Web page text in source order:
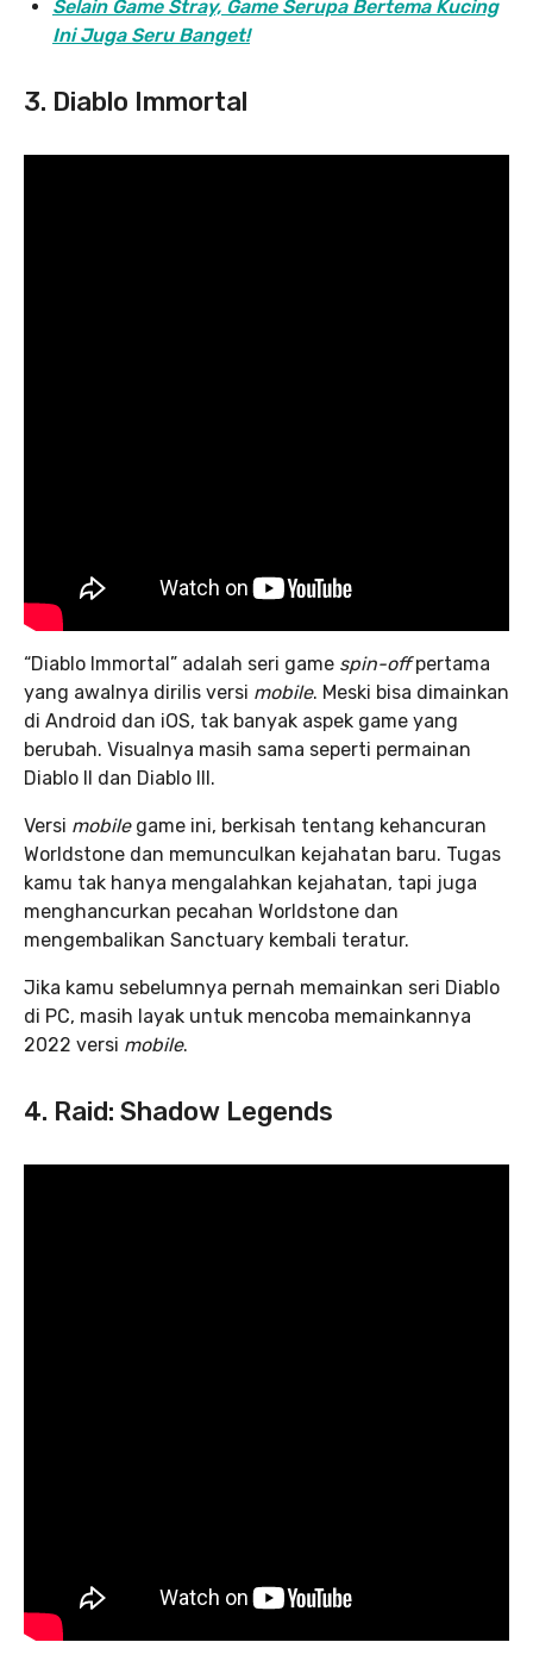
Selain Game Stray, Game Serupa Bertema Kucing
Ini Juga Seru Banget!
3. Diablo Immortal
“Diablo Immortal” adalah seri game spin-offpertama
yang awalnya dirilis versi mobile. Meski bisa dimainkan
di Android dan iOS, tak banyak aspek game yang
berubah. Visualnya masih sama seperti permainan
Diablo II dan Diablo III.
Versi mobile game ini, berkisah tentang kehancuran
Worldstone dan memunculkan kejahatan baru. Tugas
kamu tak hanya mengalahkan kejahatan, tapi juga
menghancurkan pecahan Worldstone dan
mengembalikan Sanctuary kembali teratur.
Jika kamu sebelumnya pernah memainkan seri Diablo
di PC, masih layak untuk mencoba memainkannya
2022 versi mobile.
4. Raid: Shadow Legends